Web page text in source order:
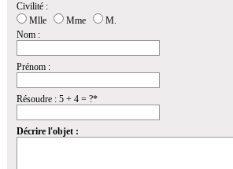
Civilité :
Mlle
Mme
M.
Nom :
Prénom :
Résoudre : 5 + 4 = ?*
Décrire l'objet :